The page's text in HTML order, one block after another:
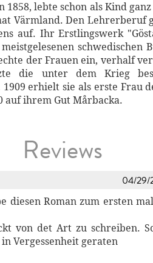
1858, lebte schon als Kind
Värmland. Den Lehrerberuf
auf. Ihr Erstlingswerk
schwedischen
der Frauen ein, verhalf
die unter dem Krieg
erhielt sie als erste Frau
auf ihrem Gut Mårbacka.
Reviews
04/29/
diesen Roman zum ersten
von det Art zu schreiben.
Vergessenheit geraten